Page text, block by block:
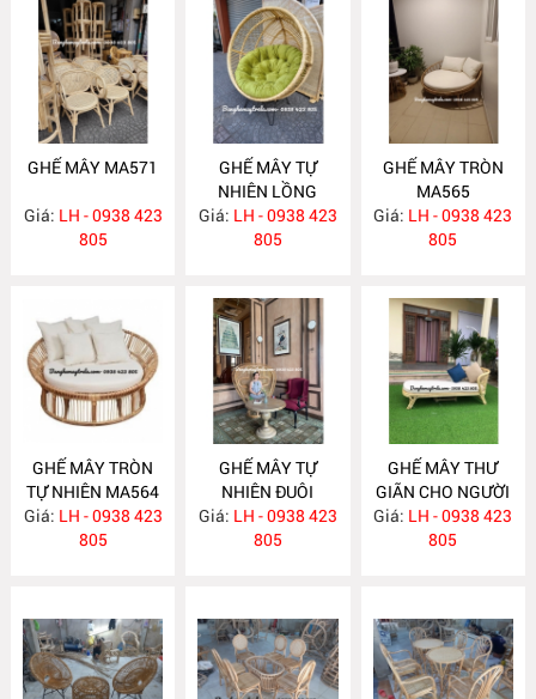
GHẾ MÂY MA571
Giá: LH - 0938 423
805
GHẾ MÂY TỰ
NHIÊN LỒNG
CHIM MA569
Giá: LH - 0938 423
805
GHẾ MÂY TRÒN
MA565
Giá: LH - 0938 423
805
GHẾ MÂY TRÒN
TỰ NHIÊN MA564
Giá: LH - 0938 423
805
GHẾ MÂY TỰ
NHIÊN ĐUÔI
CÔNG MA562
Giá: LH - 0938 423
805
GHẾ MÂY THƯ
GIÃN CHO NGƯỜI
GIÀ MA558
Giá: LH - 0938 423
805